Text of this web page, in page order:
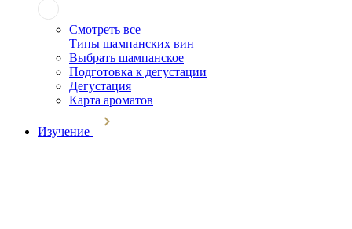
Смотреть все
Типы шампанских вин
Выбрать шампанское
Подготовка к дегустации
Дегустация
Карта ароматов
Изучение